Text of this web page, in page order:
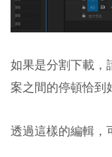
如果是分割下載，
案之間的停頓恰到
透過這樣的編輯，